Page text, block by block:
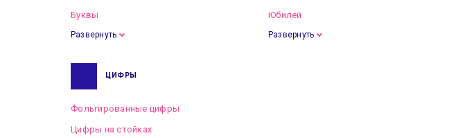
Буквы
Развернуть
Юбилей
Развернуть
ЦИФРЫ
Фольгированные цифры
Цифры на стойках